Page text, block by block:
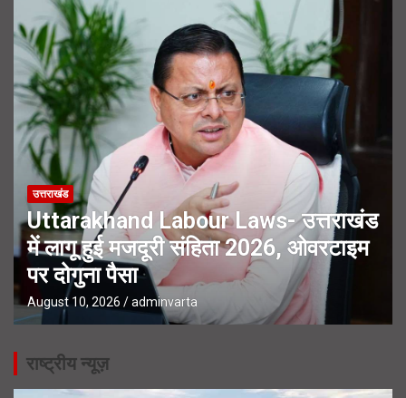
उत्तराखंड
Uttarakhand Labour Laws- उत्तराखंड
में लागू हुई मजदूरी संहिता 2026, ओवरटाइम
पर दोगुना पैसा
August 10, 2026 adminvarta
राष्ट्रीय न्यूज़